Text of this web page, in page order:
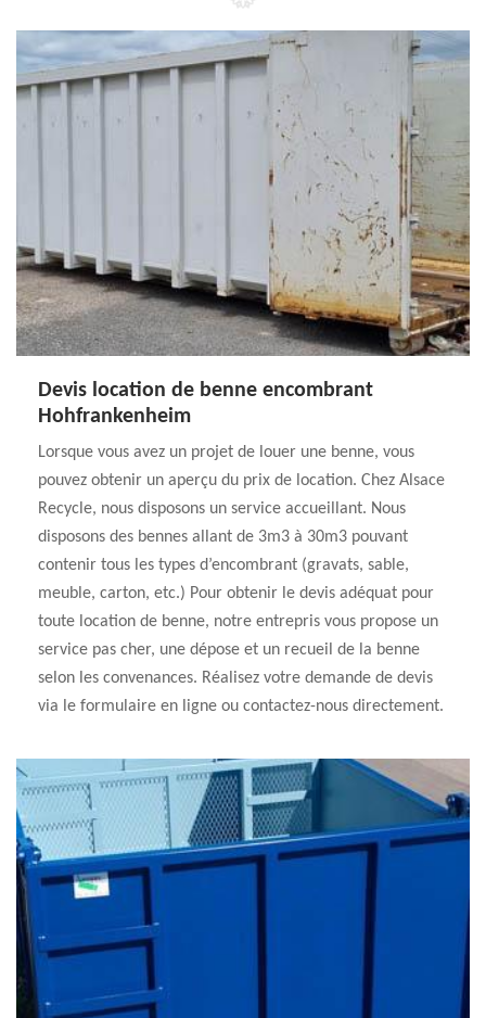
Devis location de benne encombrant
Hohfrankenheim
Lorsque vous avez un projet de louer une benne, vous
pouvez obtenir un aperçu du prix de location. Chez Alsace
Recycle, nous disposons un service accueillant. Nous
disposons des bennes allant de 3m3 à 30m3 pouvant
contenir tous les types d’encombrant (gravats, sable,
meuble, carton, etc.) Pour obtenir le devis adéquat pour
toute location de benne, notre entrepris vous propose un
service pas cher, une dépose et un recueil de la benne
selon les convenances. Réalisez votre demande de devis
via le formulaire en ligne ou contactez-nous directement.